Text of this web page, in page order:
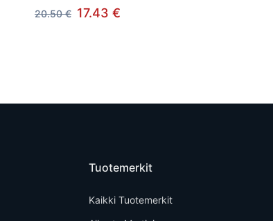
20.50 € 17.43 €
Tuotemerkit
Kaikki Tuotemerkit